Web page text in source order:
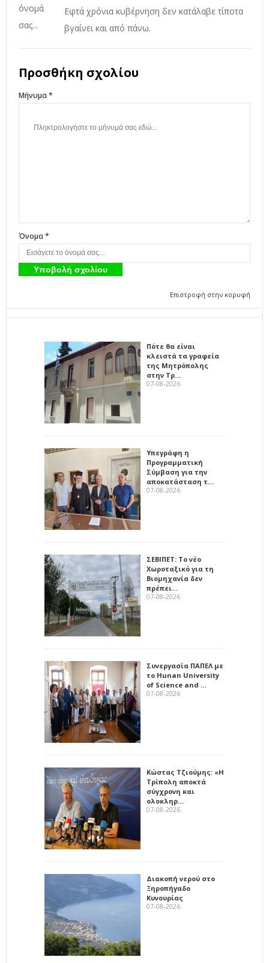
Εφτά χρόνια κυβέρνηση δεν κατάλαβε τίποτα
βγαίνει και από πάνω.
Προσθήκη σχολίου
Μήνυμα *
Όνομα *
Επιστροφή στην κορυφή
Πότε θα είναι
κλειστά τα γραφεία
της Μητρόπολης
στην Τρ…
07-08-2026
Υπεγράφη η
Προγραμματική
Σύμβαση για την
αποκατάσταση τ…
07-08-2026
ΣΕΒΙΠΕΤ: Το νέο
Χωροταξικό για τη
Βιομηχανία δεν
πρέπει…
07-08-2026
Συνεργασία ΠΑΠΕΛ με
το Hunan University
of Science and …
07-08-2026
Κώστας Τζιούμης: «Η
Τρίπολη αποκτά
σύγχρονη και
ολοκληρ…
07-08-2026
Διακοπή νερού στο
Ξηροπήγαδο
Κυνουρίας
07-08-2026